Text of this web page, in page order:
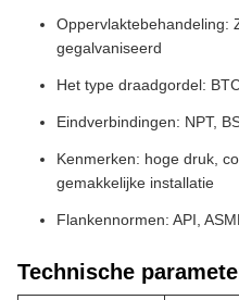
Oppervlaktebehandeling:
gegalvaniseerd
Het type draadgordel:
Eindverbindingen: NPT,
Kenmerken: hoge druk,
gemakkelijke installatie
Flankennormen: API,
Technische